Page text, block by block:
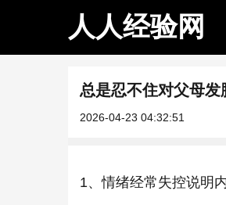
人人经验网
总是忍不住对父母发
2026-04-23 04:32:51
1、情绪经常失控说明